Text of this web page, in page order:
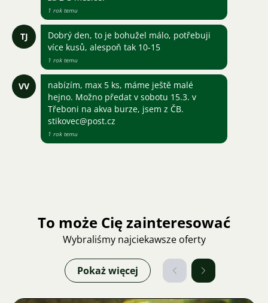
1 rok temu
TJ
Dobrý den, to je bohužel málo, potřebuji
více kusů, alespoň tak 10-15
1 rok temu
VV
nabízím, max 5 ks, máme ještě malé
hejno. Možno předat v sobotu 15.3. v
Třeboni na akva burze, jsem z ČB.
stikovec@post.cz
1 rok temu
To może Cię zainteresować
Wybraliśmy najciekawsze oferty
Pokaż więcej